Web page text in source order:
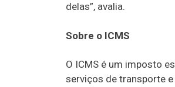
delas”, avalia.
Sobre o ICMS
O ICMS é um imposto
serviços de transporte